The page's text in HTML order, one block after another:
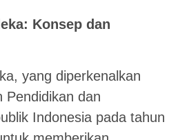
Konsep dan
yang diperkenalkan
Pendidikan dan
Indonesia pada tahun